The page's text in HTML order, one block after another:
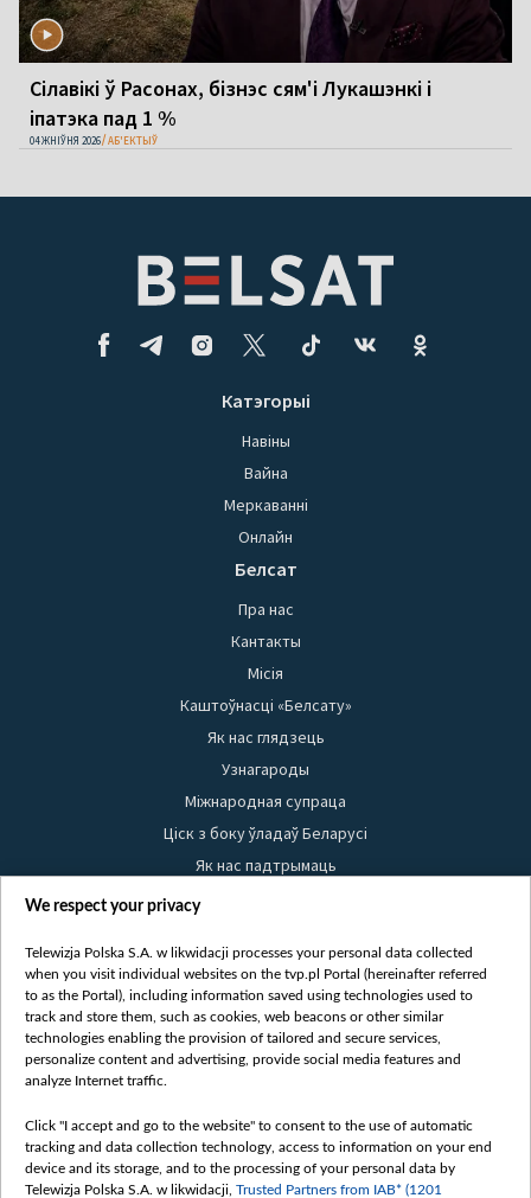
Сілавікі ў Расонах, бізнэс сям'і Лукашэнкі і
іпатэка пад 1 %
04 ЖНІЎНЯ 2026 АБ'ЕКТЫЎ
Катэгорыі
Навіны
Вайна
Меркаванні
Онлайн
Белсат
Пра нас
Кантакты
Місія
Каштоўнасці «Белсату»
Як нас глядзець
Узнагароды
Міжнародная супраца
Ціск з боку ўладаў Беларусі
Як нас падтрымаць
Правілы выкарыстання матэрыялаў
Бяспека
Youtube
Белсат news
Белсат Shorts
Жэстачайшы мульт
Belsat English
Biełsat PL
We respect your privacy
Telewizja Polska S.A. w likwidacji processes your personal data collected
when you visit individual websites on the tvp.pl Portal (hereinafter referred
to as the Portal), including information saved using technologies used to
track and store them, such as cookies, web beacons or other similar
technologies enabling the provision of tailored and secure services,
personalize content and advertising, provide social media features and
analyze Internet traffic.
Click "I accept and go to the website" to consent to the use of automatic
tracking and data collection technology, access to information on your end
device and its storage, and to the processing of your personal data by
Telewizja Polska S.A. w likwidacji, Trusted Partners from IAB* (1201